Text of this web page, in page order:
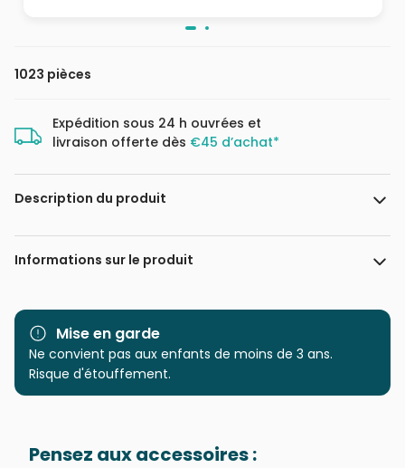
1023 pièces
Expédition sous 24 h ouvrées et
livraison offerte dès €45 d’achat*
Description du produit
David Martiashvili
Informations sur le produit
Marque Magnolia
Catégorie
Puzzles - Magasins et
Mise en garde
Ne convient pas aux enfants de moins de 3 ans.
Risque d'étouffement.
Pensez aux accessoires :